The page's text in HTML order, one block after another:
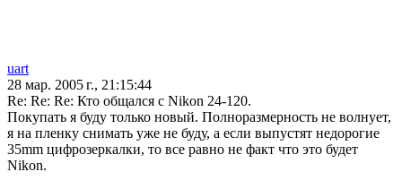
uart
28 мар. 2005 г., 21:15:44
Re: Re: Re: Кто общался с Nikon 24-120.
Покупать я буду только новый. Полноразмерность не волнует,
я на пленку снимать уже не буду, а если выпустят недорогие
35mm цифрозеркалки, то все равно не факт что это будет
Nikon.